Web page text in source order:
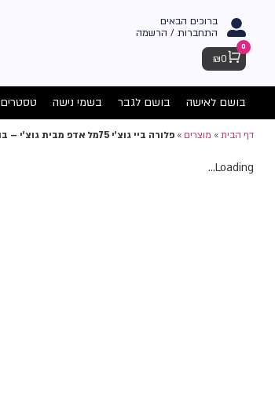
ברוכים הבאים
התחברות / הרשמה
Cart
0
₪0
בושם לאישה בושם לגבר בשמי נישה טסטרים
דף הבית» מוצרים» פלורה ביי גוצ'י 75מל אדפ מבית גוצ'י – בושם לאישה
Loading...